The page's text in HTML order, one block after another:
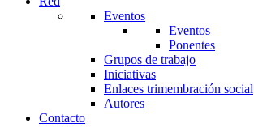
Eventos
Eventos
Ponentes
Grupos de trabajo
Iniciativas
Enlaces trimembración social
Autores
Contacto